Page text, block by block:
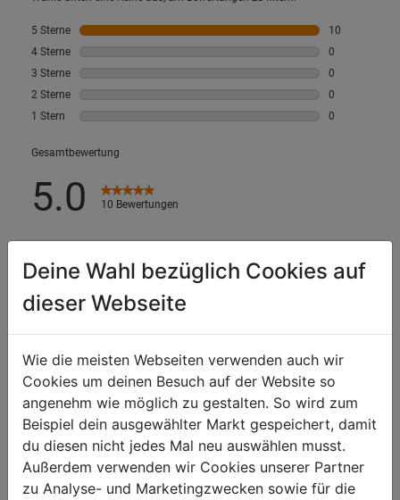
Deine Wahl bezüglich Cookies auf
dieser Webseite
Wie die meisten Webseiten verwenden auch wir
Cookies um deinen Besuch auf der Website so
angenehm wie möglich zu gestalten. So wird zum
Beispiel dein ausgewählter Markt gespeichert, damit
du diesen nicht jedes Mal neu auswählen musst.
Außerdem verwenden wir Cookies unserer Partner
zu Analyse- und Marketingzwecken sowie für die